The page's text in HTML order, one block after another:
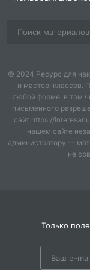
правую
очереди
1. конкурс
2.конкурс "На
1. Поёт рожок,
Мы гоним
2.Он у
Был слугой
© 2024 Ресурс для
и мастер-классов.
любой форме, в том
письменного
сайт https://
нашем сайте
администратору —
не
Только